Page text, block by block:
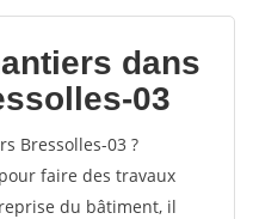
dans
03
Bressolles-03 ?
faire des travaux
du bâtiment, il